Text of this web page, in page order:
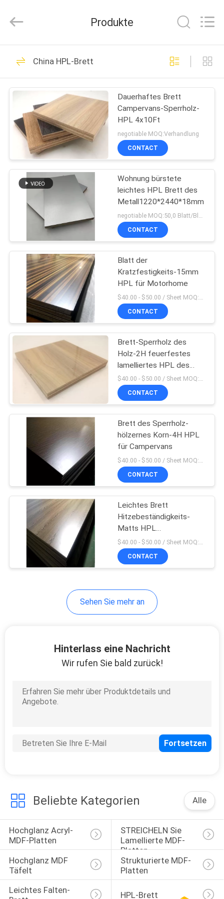
HAUS
PRODUKTE
ÜBER
UNS
FABRIK-
AUSFLUG
TRETEN
MIT
UNS
VERBINDUNG
NACHRICHTEN
FÄLLE
FORDERN
SIE
ZITAT
PRIVACY
POLICY
Decorating
material
Rights
Hochglanz Acryl-
MDF-Platten
142
STREICHELN Sie
lamellierte MDF-
Platten
24
Hochglanz MDF
täfelt
20
Strukturierte MDF-
Platten
14
Leichtes Falten-
Brett
10
Hölzerne Korn MDF-
Blätter
9
Produkte
China HPL-Brett
Dauerhaftes Brett
Campervans-Sperrholz-
HPL 4x10Ft
negotiable MOQ:Verhandlung
CONTACT
Wohnung bürstete
leichtes HPL Brett des
Metall1220*2440*18mm
CONTACT
Blatt der
Kratzfestigkeits-15mm
HPL für Motorhome
CONTACT
Brett-Sperrholz des
Holz-2H feuerfestes
lamelliertes HPL des
Korn-
$40.00 - $50.00 / Sheet MOQ:50,0 Blatt/Blätter
CONTACT
Brett des Sperrholz-
hölzernes Korn-4H HPL
für Campervans
$40.00 - $50.00 / Sheet MOQ:50,0 Blatt/Blätter
CONTACT
Leichtes Brett
Hitzebeständigkeits-
Matts HPL
1220*2440MM
CONTACT
Sehen Sie mehr an
Hinterlass eine Nachricht
Wir rufen Sie bald zurück!
Beliebte Kategorien Alle
Hochglanz Acryl-
MDF-Platten
STREICHELN Sie
Lamellierte MDF-
Platten
Hochglanz MDF
Täfelt
Strukturierte MDF-
Platten
Leichtes Falten-
HPL-Brett